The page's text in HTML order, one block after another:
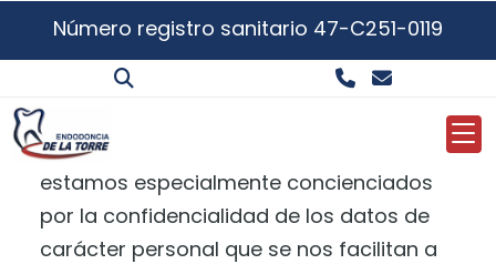
Número registro sanitario 47-C251-0119
Política de Privacidad
EnFRANCISCO DE LA TORRE FUENTE
estamos especialmente concienciados
por la confidencialidad de los datos de
carácter personal que se nos facilitan a